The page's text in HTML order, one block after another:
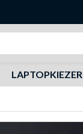
LAPTOPKIEZER